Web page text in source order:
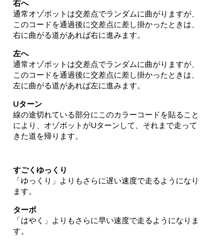
右へ
通常オゾボットは交差点でランダムに曲がりますが、
このコードを通過後に交差点に差し掛かったときは、
右に曲がる道があれば右に進みます。
左へ
通常オゾボットは交差点でランダムに曲がりますが、
このコードを通過後に交差点に差し掛かったときは、
左に曲がる道があれば左に進みます。
Uターン
線の途切れている部分にこのカラーコードを貼ること
により、オゾボットがUターンして、それまで走って
きた道を帰ります。
すごくゆっくり
「ゆっくり」よりもさらに遅い速度で走るようになり
ます。
ターボ
「はやく」よりもさらに早い速度で走るようになりま
す。